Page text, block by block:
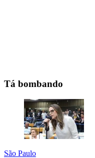
Tá bombando
São Paulo